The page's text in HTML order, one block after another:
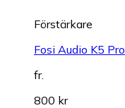
Förstärkare
Fosi Audio K5 Pro
fr.
800 kr